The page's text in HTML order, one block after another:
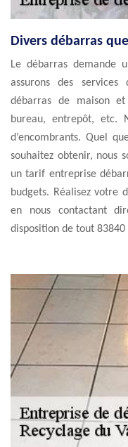
Divers débarras
Le débarras demande
assurons des
débarras de maison
bureau, entrepôt, etc.
d’encombrants. Quel
souhaitez obtenir, nous
un tarif entreprise
budgets. Réalisez votre
en nous contactant
disposition de tout 83840